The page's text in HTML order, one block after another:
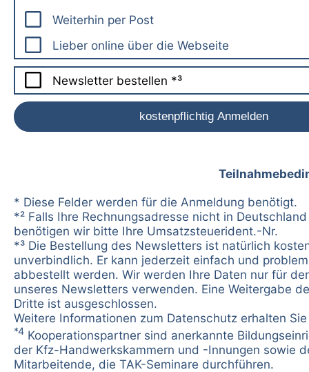
Weiterhin per Post
Lieber online über die Webseite
Newsletter bestellen *³
* Diese Felder werden für die Anmeldung benötigt.
*² Falls Ihre Rechnungsadresse nicht in
benötigen wir bitte Ihre Umsatzsteuerident.-Nr.
*³ Die Bestellung des Newsletters ist natürlich
unverbindlich. Er kann jederzeit einfach und
abbestellt werden. Wir werden Ihre Daten nur für
unseres Newsletters verwenden. Eine Weitergabe
Dritte ist ausgeschlossen.
Weitere Informationen zum Datenschutz erhalten
*4 Kooperationspartner sind anerkannte
der Kfz-Handwerkskammern und -Innungen sowie
Mitarbeitende, die TAK-Seminare durchführen.